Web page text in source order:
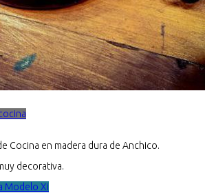
Cocina en madera dura de Anchico.
decorativa.
Modelo Xi